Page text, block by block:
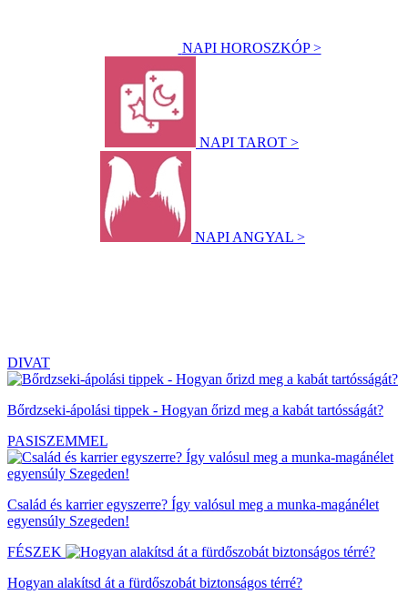
NAPI HOROSZKÓP >
NAPI TAROT >
NAPI ANGYAL >
DIVAT
Bőrdzseki-ápolási tippek - Hogyan őrizd meg a kabát tartósságát?
PASISZEMMEL
Család és karrier egyszerre? Így valósul meg a munka-magánélet
egyensúly Szegeden!
FÉSZEK
Hogyan alakítsd át a fürdőszobát biztonságos térré?